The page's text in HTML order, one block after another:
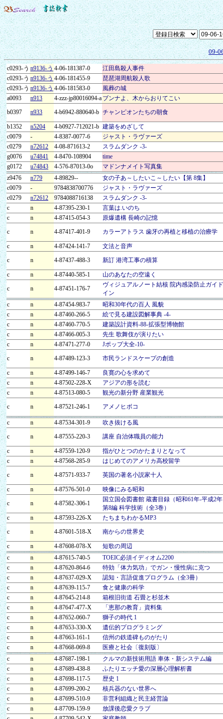
09-
c0293-う n9136-う 4-06-181387-0
江田島殺人事件
c0293-う n9136-う 4-06-181455-9
琵琶湖周航殺人歌
c0293-う n9136-う 4-06-181583-0
風葬の城
a0093
n913 4-zzz-jp80016094-a ブンナよ、木からおりてこい
b0397
n933 4-b6942-880640-b チャンピオンたちの朝食
b1352 n5204 4-b0927-712021-b 建築をめざして
c0079
- 4-8387-0077-6
ジャスト・ラヴァーズ
c0279
n72612 4-08-871613-2
スラムダンク -3-
g0076
u74841 4-8470-108904
time
g0172
u74843 4-576-87013-0o
マドンナメイト写真集
z9476
n779 4-89829--
女の子あ～したいこ～したい【第 8集】
c0079
- 9784838700776
ジャスト・ラヴァーズ
c0279
n72612 9784088716138
スラムダンク -3-
c
n 4-87395-230-1
言葉は.いのち
c
n 4-87415-054-3
原爆遺構 長崎の記憶
c
n 4-87417-401-9 カラーアトラス 歯牙の再植と移植の治療学
c n 4-87424-141-7
文法と音声
c
n 4-87437-488-3 新訂 港湾工事の積算
c n 4-87440-585-1
山のあなたの空遠く
c
n 4-87451-176-7
ヴィジュアルノート結核 院内感染防止ガイ
イン
c
n 4-87454-983-7
昭和30年代の百人 風貌
c
n 4-87460-266-5
絵で見る建設図解事典 -4-
c
n 4-87460-770-5
建築設計資料-88-拡張型博物館
c
n 4-87466-005-3
先生 歌舞伎が演りたい
c
n 4-87471-277-0
Jポップ大全-10-
c
n 4-87489-123-3 市民ランドスケープの創造
c n 4-87499-146-7
良寛の心を求めて
c
n 4-87502-228-X
アジアの形を読む
c
n 4-87513-080-5
観光の新分野 産業観光
c
n 4-87521-246-1 アメノヒボコ
c n 4-87534-301-9
吹き抜ける風
c
n 4-87555-220-3 講座 自治体職員の能力
c n 4-87559-120-9
指がひとつのかたまりとなって
c
n 4-87568-285-9
はじめてのアメリカ高校留学
c
n 4-87571-933-7 英国の著名小説家十人
c n 4-87576-501-0
映像にみる昭和
c
n 4-87582-306-1
国立国会図書館 蔵書目録（昭和61年‐平成2
第8編 科学技術（全3巻）
c
n 4-87593-226-X
たちまちわかるMP3
c
n 4-87601-518-X 南からの世界史
c n 4-87608-078-X
短歌の周辺
c
n 4-87615-740-5
TOEIC必須イディオム2200
c
n 4-87620-864-6
特効「体力気功」でガン・慢性病に克つ
c
n 4-87637-029-X
認知・言語促進プログラム（全3冊）
c
n 4-87639-115-7
食と健康の科学
c
n 4-87645-214-8
箱根旧街道 石畳と杉並木
c
n 4-87647-477-X
「恵那の教育」資料集
c
n 4-87652-060-7
獅子の時代 1
c
n 4-87653-330-X
遺伝的プログラミング
c
n 4-87663-161-1
信州の鉄道碑ものがたり
c
n 4-87668-069-8
医療と社会〔復刻版〕
c
n 4-87687-198-1
クルマの新技術用語 車体・新システム編
c
n 4-87689-438-8
ふたりエッチ愛の深層心理解析書
c
n 4-87698-117-5
歴史 1
c
n 4-87699-200-2
核兵器のない世界へ
c
n 4-87699-510-9
非営利組織と民主経営論
c
n 4-87709-159-9
放課後恋愛クラブ